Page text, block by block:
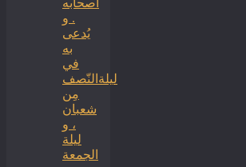
. و
يُدعى
به
في
ليلةالنّصف
مِن
شعبان
، و
ليلة
الجمعة